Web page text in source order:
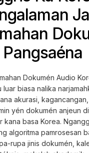
Pangsaéna
Dokumén Audio
luar biasa nalika
akurasi,
yén dokumén anjeun
kana basa Korea.
algoritma pamrosesan
rupa jinis dokumén,